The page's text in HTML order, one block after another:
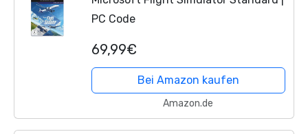
PC Code
69,99€
Bei Amazon kaufen
Amazon.de